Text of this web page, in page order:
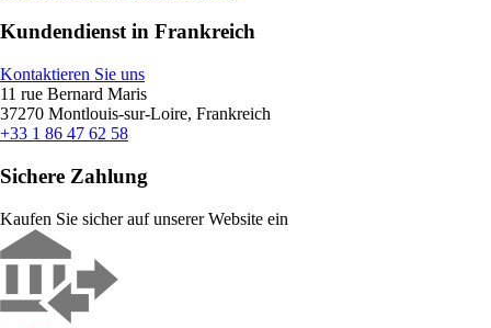
Kundendienst in Frankreich
Kontaktieren Sie uns
11 rue Bernard Maris
37270 Montlouis-sur-Loire, Frankreich
+33 1 86 47 62 58
Sichere Zahlung
Kaufen Sie sicher auf unserer Website ein